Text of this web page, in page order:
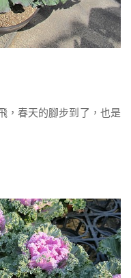
春天的腳步到了，也是